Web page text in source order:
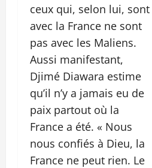
ceux qui, selon lui, sont
avec la France ne sont
pas avec les Maliens.
Aussi manifestant,
Djimé Diawara estime
qu’il n’y a jamais eu de
paix partout où la
France a été. « Nous
nous confiés à Dieu, la
France ne peut rien. Le